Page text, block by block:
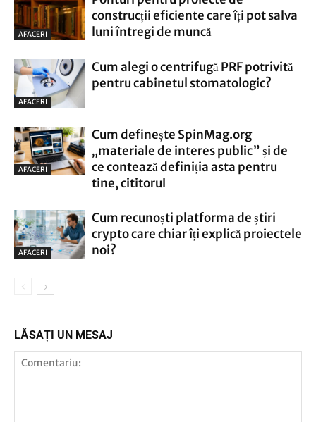
AFACERI
construcții eficiente care îți pot salva
luni întregi de muncă
AFACERI
Cum alegi o centrifugă PRF potrivită
pentru cabinetul stomatologic?
AFACERI
Cum definește SpinMag.org
„materiale de interes public” și de
ce contează definiția asta pentru
tine, cititorul
AFACERI
Cum recunoști platforma de știri
crypto care chiar îți explică proiectele
noi?
LĂSAȚI UN MESAJ